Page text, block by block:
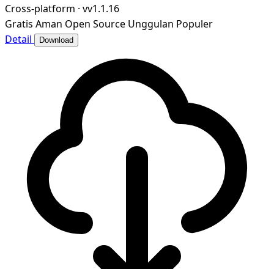
Cross-platform · vv1.1.16
Gratis Aman Open Source Unggulan Populer
Detail
Download